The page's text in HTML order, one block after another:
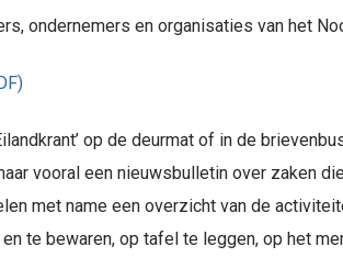
ondernemers en organisaties van het
op de deurmat of in de
vooral een nieuwsbulletin over zaken
met name een overzicht van de
te bewaren, op tafel te leggen, op het